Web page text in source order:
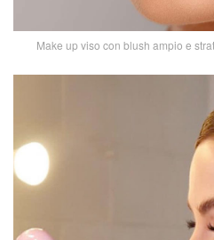
Make up viso con blush ampio e